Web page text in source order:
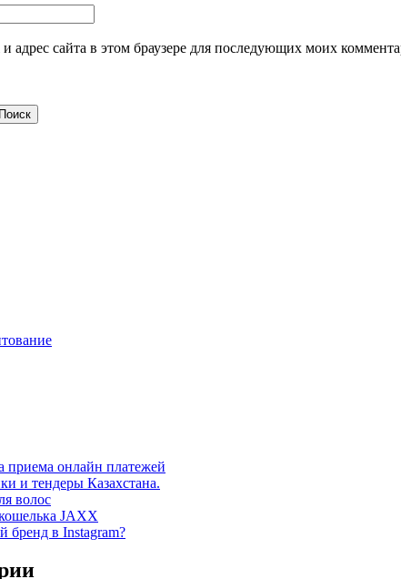
адрес сайта в этом браузере для последующих моих
приема онлайн платежей
и тендеры Казахстана.
волос
JAXX
бренд в Instagram?